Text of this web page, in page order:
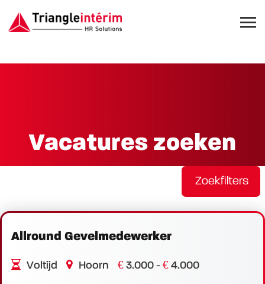
Vacatures zoeken
Zoekfilters
Allround Gevelmedewerker
Voltijd Hoorn € 3.000 - € 4.000